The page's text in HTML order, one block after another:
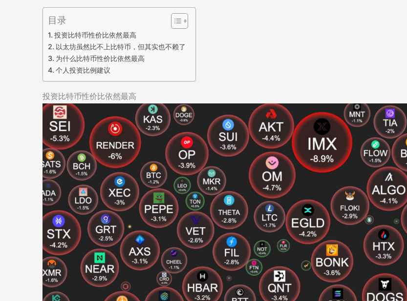
目录
投资比特币性价比依然最高
以太坊虽然比不上比特币，但其实也不赖了
为什么比特币性价比依然最高
个人投资比例建议
投资比特币性价比依然最高